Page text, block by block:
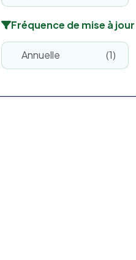
Fréquence de mise à jour
Annuelle 1